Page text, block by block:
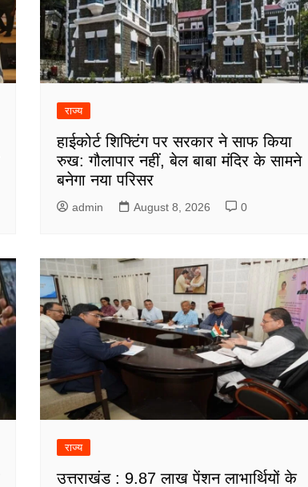
राज्य
हाईकोर्ट शिफ्टिंग पर सरकार ने साफ किया
रुख: गौलापार नहीं, बेल बाबा मंदिर के सामने
बनेगा नया परिसर
admin August 8, 2026 0
राज्य
उत्तराखंड : 9.87 लाख पेंशन लाभार्थियों के